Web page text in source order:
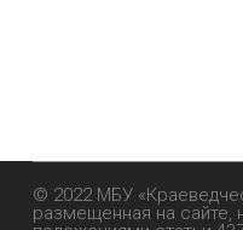
© 2022 МБУ
размещенная на сайте,